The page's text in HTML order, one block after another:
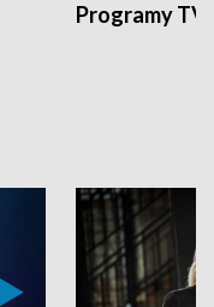
Programy